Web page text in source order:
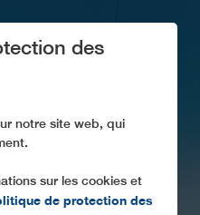
des
notre site web, qui
sur les cookies et
de protection des